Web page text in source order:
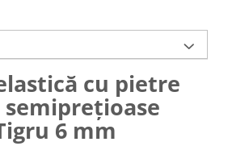
cu pietre
6 mm